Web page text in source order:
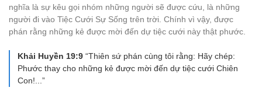
nghĩa là sự kêu gọi nhóm những người sẽ được cứu, là những
người đi vào Tiệc Cưới Sự Sống trên trời. Chính vì vậy, được
phán rằng những kẻ được mời đến dự tiệc cưới này thật phước.
Khải Huyền 19:9 “Thiên sứ phán cùng tôi rằng: Hãy chép:
Phước thay cho những kẻ được mời đến dự tiệc cưới Chiên
Con!...”